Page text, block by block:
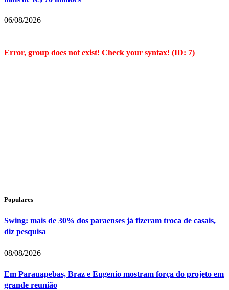
06/08/2026
Error, group does not exist! Check your syntax! (ID: 7)
Populares
Swing: mais de 30% dos paraenses já fizeram troca de casais,
diz pesquisa
08/08/2026
Em Parauapebas, Braz e Eugenio mostram força do projeto em
grande reunião